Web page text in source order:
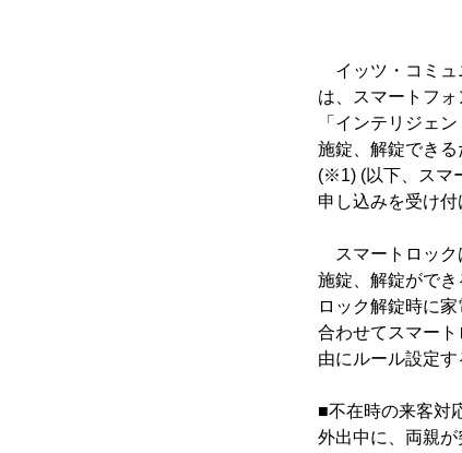
イッツ・コミュ
は、スマートフ
「インテリジェ
施錠、解錠でき
(※1) (以下、スマ
申し込みを受け付
スマートロック
施錠、解錠がで
ロック解錠時に
合わせてスマー
由にルール設定す
■不在時の来客対
外出中に、両親